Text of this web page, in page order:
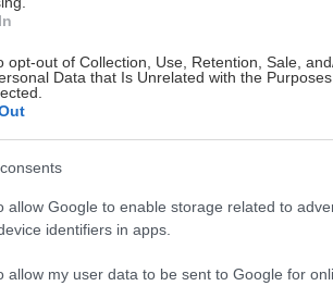
opt-out of Collection, Use, Retention, Sale,
Data that Is Unrelated with the
allow Google to enable storage related to
identifiers in apps.
allow my user data to be sent to Google for
vardag. Lunchbuffén kostar 129
I lunchen ingår soppa,
09.30.